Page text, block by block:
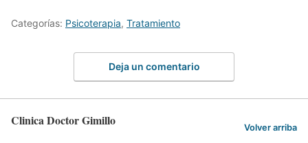
Categorías: Psicoterapia, Tratamiento
Deja un comentario
Clinica Doctor Gimillo Volver arriba